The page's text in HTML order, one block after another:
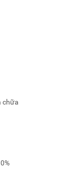
chữa